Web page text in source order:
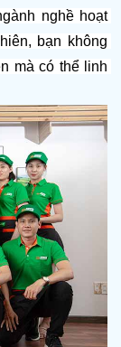
nghề hoạt
bạn không
mà có thể linh